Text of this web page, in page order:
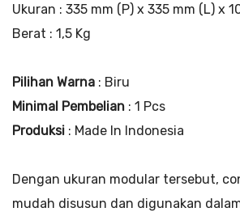
Ukuran : 335 mm (P) x 335 mm (L) x
Berat : 1,5 Kg
Pilihan Warna : Biru
Minimal Pembelian : 1 Pcs
Produksi : Made In Indonesia
Dengan ukuran modular tersebut,
mudah disusun dan digunakan